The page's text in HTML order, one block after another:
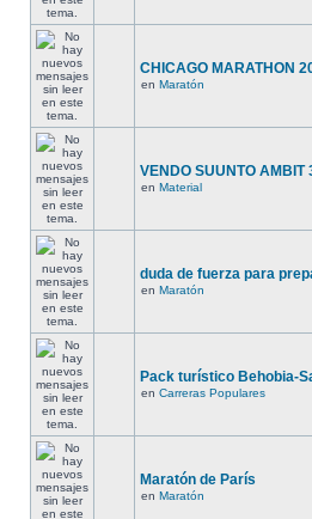
CHICAGO MARATHON
en Maratón
VENDO SUUNTO AMBIT
en Material
duda de fuerza para
en Maratón
Pack turístico Behobia-
en Carreras Populares
Maratón de París
en Maratón